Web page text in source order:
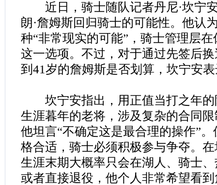
近日，骑士随队记者丹尼·坎宁
朗·詹姆斯回归骑士的可能性。他认
种“非常现实的可能”，骑士管理层
这一选项。不过，对于通过先签后
到41岁的詹姆斯是否划算，坎宁安
坎宁安指出，用正值当打之年的
生涯暮年的老将，涉及复杂的合同
他坦言“不确定这是最合理的操作”
格合适，骑士必须积极参与争夺。
生涯末期大概率只会在湖人、骑士
或者直接退役，他个人非常希望看